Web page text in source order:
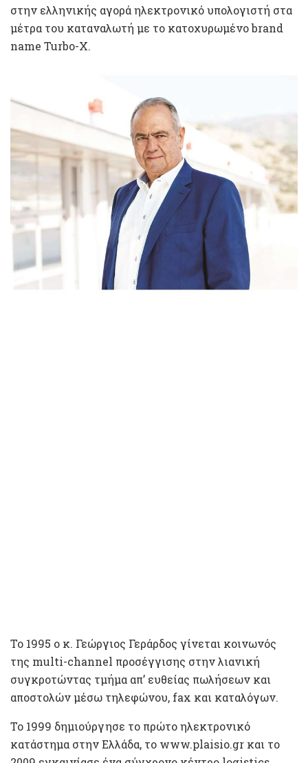
στην ελληνικής αγορά ηλεκτρονικό υπολογιστή στα
μέτρα του καταναλωτή με το κατοχυρωμένο brand
name Turbo-X.
Το 1995 ο κ. Γεώργιος Γεράρδος γίνεται κοινωνός
της multi-channel προσέγγισης στην λιανική
συγκροτώντας τμήμα απ’ ευθείας πωλήσεων και
αποστολών μέσω τηλεφώνου, fax και καταλόγων.
Το 1999 δημιούργησε το πρώτο ηλεκτρονικό
κατάστημα στην Ελλάδα, το www.plaisio.gr και το